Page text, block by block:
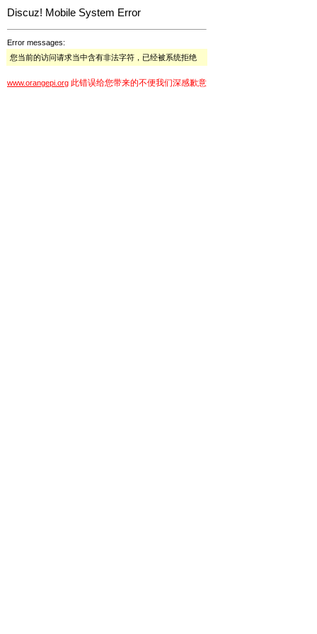
Discuz! Mobile System Error
Error messages:
您当前的访问请求当中含有非法字符，已经被系统拒绝
www.orangepi.org 此错误给您带来的不便我们深感歉意